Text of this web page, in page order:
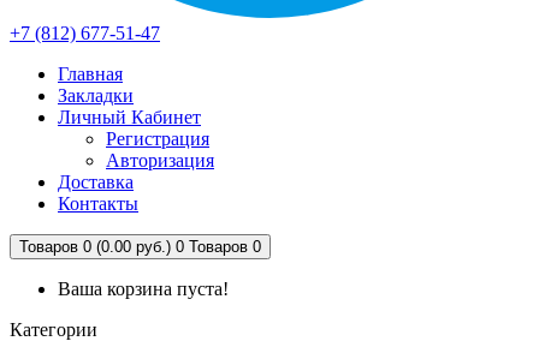
+7 (812) 677-51-47
Главная
Закладки
Личный Кабинет
Регистрация
Авторизация
Доставка
Контакты
Товаров 0 (0.00 руб.) 0 Товаров 0
Ваша корзина пуста!
Категории